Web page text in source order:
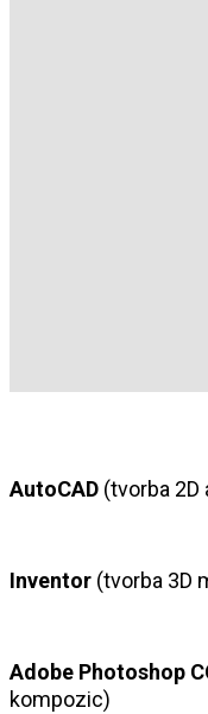
AutoCAD (tvorba
Inventor (tvorba 3D
Adobe Photoshop
kompozic)